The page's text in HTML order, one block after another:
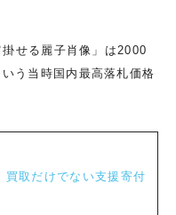
せる麗子肖像」は2000
う当時国内最高落札価格
買取だけでない支援寄付